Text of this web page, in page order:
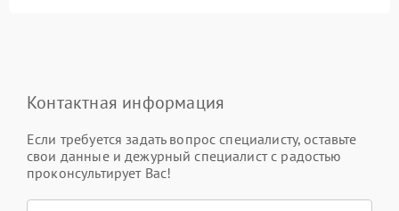
Контактная информация
Если требуется задать вопрос специалисту, оставьте
свои данные и дежурный специалист с радостью
проконсультирует Вас!